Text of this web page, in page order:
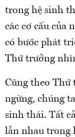
trong hệ sinh
các cơ cấu của
có bước phát
Thứ trưởng
Cũng theo Thứ
ngừng, chúng
sinh thái. Tất
lẫn nhau trong